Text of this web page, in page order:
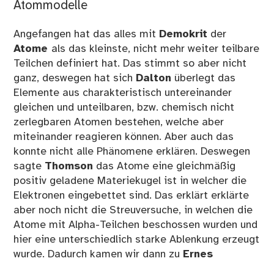
Atommodelle
Angefangen hat das alles mit Demokrit der
Atome als das kleinste, nicht mehr weiter teilbare
Teilchen definiert hat. Das stimmt so aber nicht
ganz, deswegen hat sich Dalton überlegt das
Elemente aus charakteristisch untereinander
gleichen und unteilbaren, bzw. chemisch nicht
zerlegbaren Atomen bestehen, welche aber
miteinander reagieren können. Aber auch das
konnte nicht alle Phänomene erklären. Deswegen
sagte Thomson das Atome eine gleichmäßig
positiv geladene Materiekugel ist in welcher die
Elektronen eingebettet sind. Das erklärt erklärte
aber noch nicht die Streuversuche, in welchen die
Atome mit Alpha-Teilchen beschossen wurden und
hier eine unterschiedlich starke Ablenkung erzeugt
wurde. Dadurch kamen wir dann zu Ernes